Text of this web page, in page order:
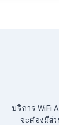
บริการ WiFi
จะต้องมีส่